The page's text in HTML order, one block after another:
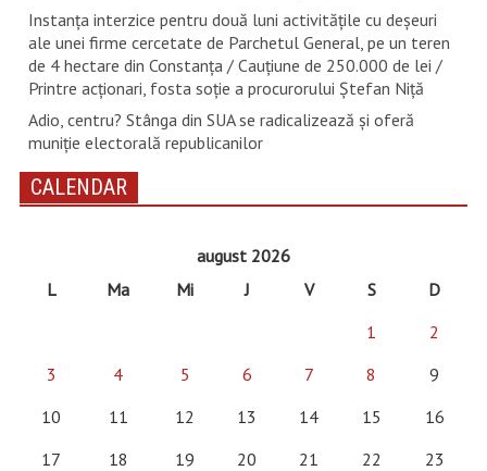
Instanța interzice pentru două luni activitățile cu deșeuri
ale unei firme cercetate de Parchetul General, pe un teren
de 4 hectare din Constanța / Cauțiune de 250.000 de lei /
Printre acționari, fosta soție a procurorului Ștefan Niță
Adio, centru? Stânga din SUA se radicalizează și oferă
muniție electorală republicanilor
CALENDAR
august 2026
L
Ma Mi J V S
D
1
2
3
4 5 6 7 8
9
10
11 12 13 14 15
16
17
18 19 20 21 22
23